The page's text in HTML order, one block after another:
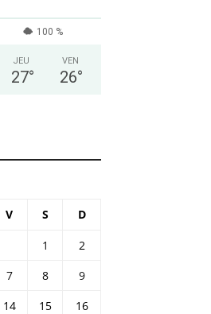
100 %
JEU
27°
VEN
26°
V S D
1
2
7 8
9
14 15
16